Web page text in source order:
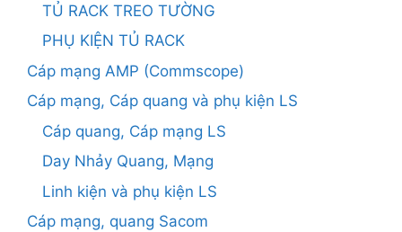
TỦ RACK TREO TƯỜNG
PHỤ KIỆN TỦ RACK
Cáp mạng AMP (Commscope)
Cáp mạng, Cáp quang và phụ kiện LS
Cáp quang, Cáp mạng LS
Day Nhảy Quang, Mạng
Linh kiện và phụ kiện LS
Cáp mạng, quang Sacom